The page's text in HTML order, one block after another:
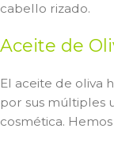
cabello rizado.
Aceite de
El aceite de oliva
por sus múltiples
cosmética.